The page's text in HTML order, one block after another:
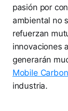
pasión por
ambiental no
refuerzan
innovaciones
generarán
Mobile
industria.